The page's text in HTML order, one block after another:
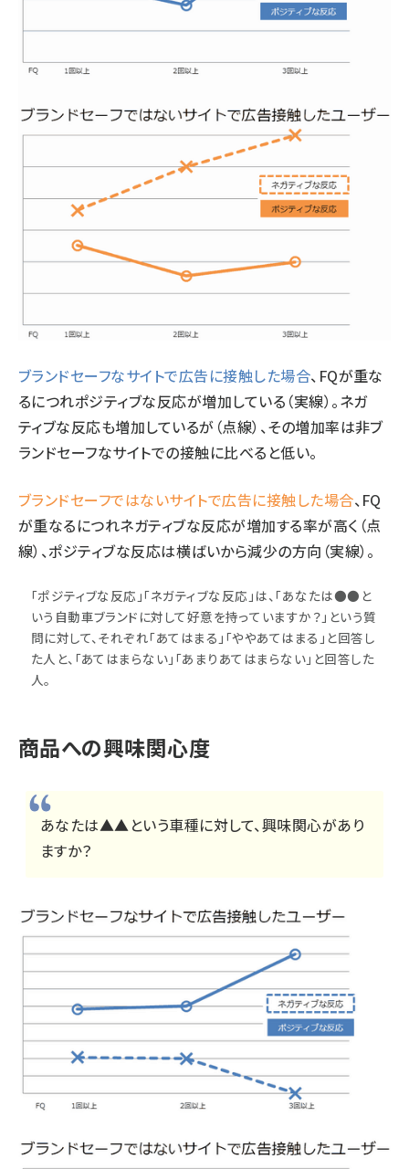
ブランドセーフなサイトで広告に接触した場合、FQが重な
るにつれポジティブな反応が増加している（実線）。ネガ
ティブな反応も増加しているが（点線）、その増加率は非ブ
ランドセーフなサイトでの接触に比べると低い。
ブランドセーフではないサイトで広告に接触した場合、FQ
が重なるにつれネガティブな反応が増加する率が高く（点
線）、ポジティブな反応は横ばいから減少の方向（実線）。
「ポジティブな反応」「ネガティブな反応」は、「あなたは●●と
いう自動車ブランドに対して好意を持っていますか？」という質
問に対して、それぞれ「あてはまる」「ややあてはまる」と回答し
た人と、「あてはまらない」「あまりあてはまらない」と回答した
人。
商品への興味関心度
あなたは▲▲という車種に対して、興味関心があり
ますか？